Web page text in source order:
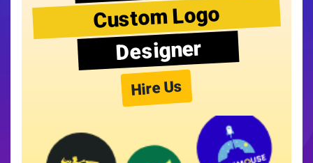
Custom Logo
Designer
Hire Us